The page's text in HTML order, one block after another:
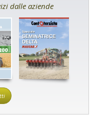
dalle aziende